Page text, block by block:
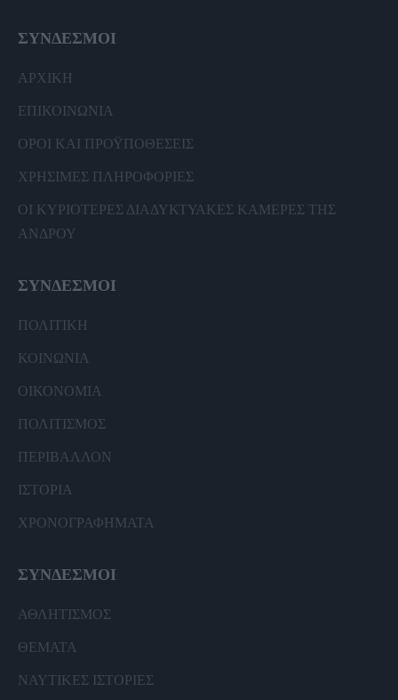
ΣΥΝΔΕΣΜΟΙ
ΑΡΧΙΚΗ
ΕΠΙΚΟΙΝΩΝΙΑ
ΟΡΟΙ ΚΑΙ ΠΡΟΫΠΟΘΕΣΕΙΣ
ΧΡΗΣΙΜΕΣ ΠΛΗΡΟΦΟΡΙΕΣ
ΟΙ ΚΥΡΙΟΤΕΡΕΣ ΔΙΑΔΥΚΤΥΑΚΕΣ ΚΑΜΕΡΕΣ ΤΗΣ
ΑΝΔΡΟΥ
ΣΥΝΔΕΣΜΟΙ
ΠΟΛΙΤΙΚΗ
ΚΟΙΝΩΝΙΑ
ΟΙΚΟΝΟΜΙΑ
ΠΟΛΙΤΙΣΜΟΣ
ΠΕΡΙΒΑΛΛΟΝ
ΙΣΤΟΡΙΑ
ΧΡΟΝΟΓΡΑΦΗΜΑΤΑ
ΣΥΝΔΕΣΜΟΙ
ΑΘΛΗΤΙΣΜΟΣ
ΘΕΜΑΤΑ
ΝΑΥΤΙΚΕΣ ΙΣΤΟΡΙΕΣ